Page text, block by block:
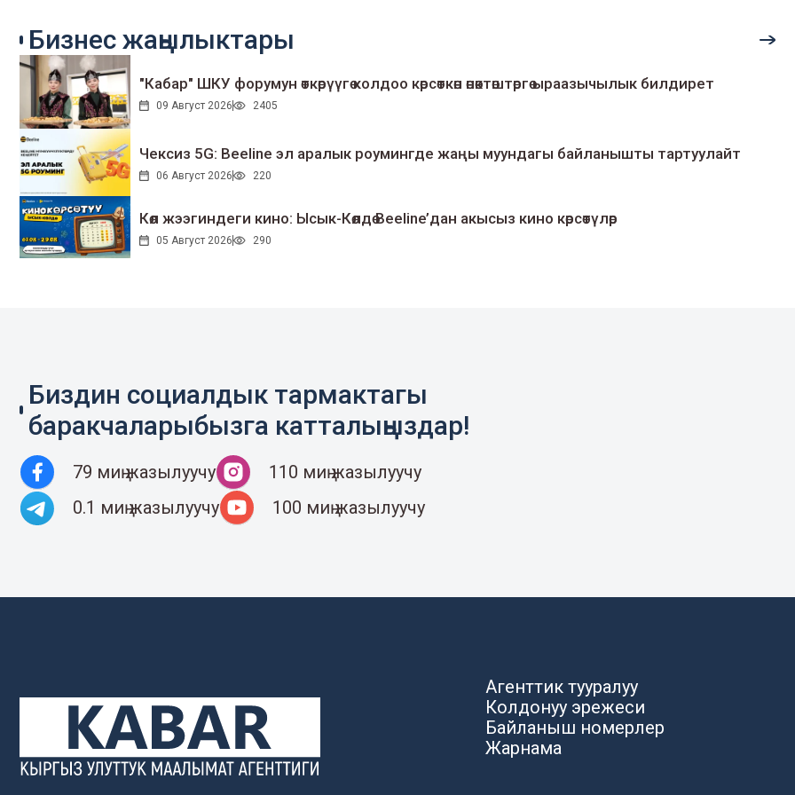
Бизнес жаңылыктары
"Кабар" ШКУ форумун өткөрүүгө колдоо көрсөткөн өнөктөштөргө ыраазычылык билдирет
09 Август 2026 2405
Чексиз 5G: Beeline эл аралык роумингде жаңы муундагы байланышты тартуулайт
06 Август 2026 220
Көл жээгиндеги кино: Ысык-Көлдө Beeline’дан акысыз кино көрсөтүлөр
05 Август 2026 290
Биздин социалдык тармактагы
баракчаларыбызга катталыңыздар!
79 миң жазылуучу
110 миң жазылуучу
0.1 миң жазылуучу
100 миң жазылуучу
Агенттик тууралуу
Колдонуу эрежеси
Байланыш номерлер
Жарнама